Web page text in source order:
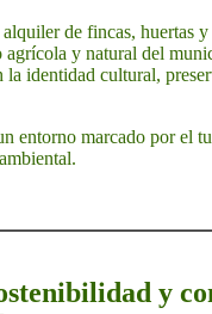
de fincas, huertas
y natural del
identidad cultural,
entorno marcado por el
y